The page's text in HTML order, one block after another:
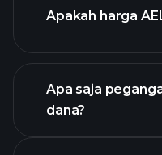
lanjutan
Apakah harga
Apa saja
dana?